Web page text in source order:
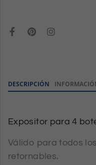
DESCRIPCIÓN
Expositor para 4
Válido para todos
retornables.